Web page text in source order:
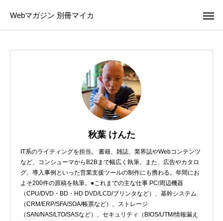
Webマガジン 別冊マイカ
秋葉 けんた
IT系のライティングを担当。 書籍、雑誌、業界誌やWebコンテンツ
など、コンシューマからB2Bまで幅広く執筆。また、広告やカタロ
グ、導入事例といった営業支援ツールの制作にも携わる。年間にお
よそ200件の原稿を執筆。●これまでの主な仕事 PC/周辺機器
（CPU/DVD・BD・HD DVD/LCD/プリンタなど）、基幹システム
（CRM/ERP/SFA/SOA/帳票など）、ストレージ
（SAN/NAS/LTO/SASなど）、セキュリティ（BIOS/UTM/情報漏え